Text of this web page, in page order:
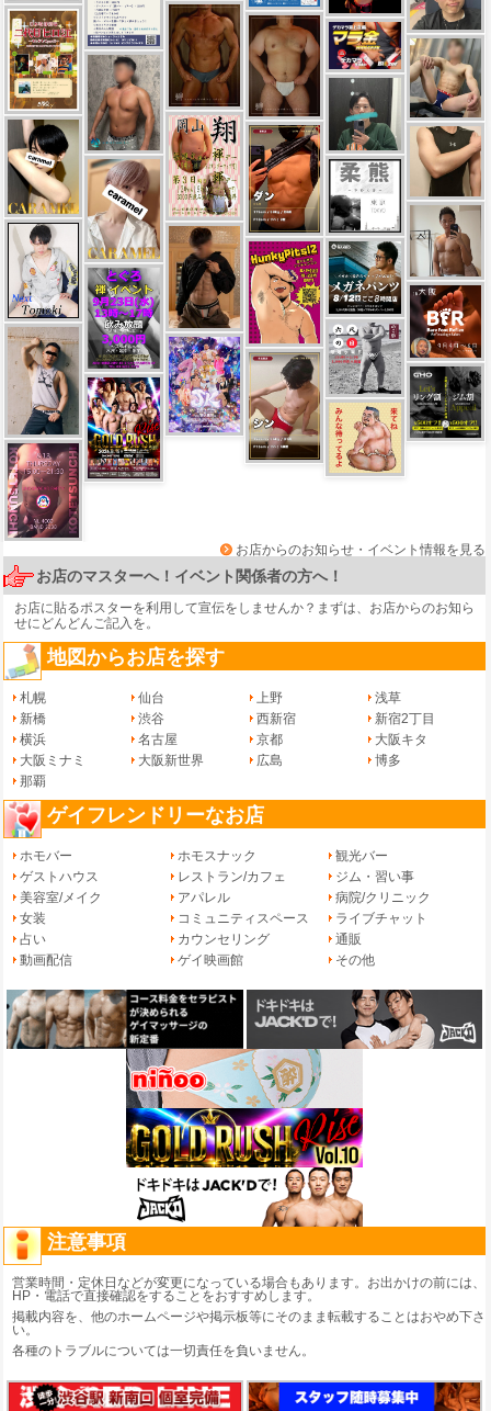
お店からのお知らせ・イベント情報を見る
お店のマスターへ！イベント関係者の方へ！
お店に貼るポスターを利用して宣伝をしませんか？まずは、 お店からのお知ら
せにどんどんご記入を。
地図からお店を探す
札幌 仙台 上野
浅草
新橋
渋谷 西新宿
新宿2丁目
横浜
名古屋 京都
大阪キタ
大阪ミナミ
大阪新世界 広島
博多
那覇
ゲイフレンドリーなお店
ホモバー ホモスナック
観光バー
ゲストハウス
レストラン/カフェ
ジム・習い事
美容室/メイク
アパレル
病院/クリニック
女装
コミュニティスペース
ライブチャット
占い
カウンセリング
通販
動画配信
ゲイ映画館 その他
注意事項
営業時間・定休日などが変更になっている場合もあります。お出かけの前には、
HP・電話で直接確認をすることをおすすめします。
掲載内容を、他のホームページや掲示板等にそのまま転載することはおやめ下さ
い。
各種のトラブルについては一切責任を負いません。